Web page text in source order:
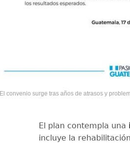
El convenio surge tras años de atrasos y
El plan contempla una
incluye la